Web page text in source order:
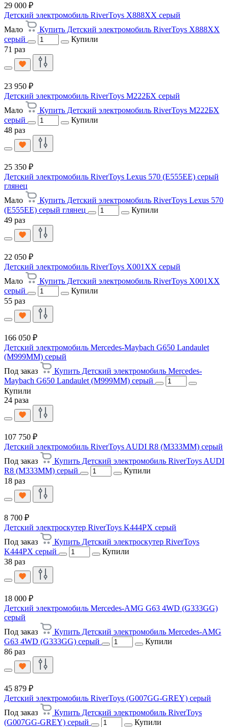
29 000 ₽
Детский электромобиль RiverToys X888XX серый
Мало
Купить Детский электромобиль RiverToys X888XX
серый
Купили
71 раз
23 950 ₽
Детский электромобиль RiverToys М222БХ серый
Мало
Купить Детский электромобиль RiverToys М222БХ
серый
Купили
48 раз
25 350 ₽
Детский электромобиль RiverToys Lexus 570 (E555EE) серый
глянец
Мало
Купить Детский электромобиль RiverToys Lexus 570
(E555EE) серый глянец
Купили
49 раз
22 050 ₽
Детский электромобиль RiverToys X001XX серый
Мало
Купить Детский электромобиль RiverToys X001XX
серый
Купили
55 раз
166 050 ₽
Детский электромобиль Mercedes-Maybach G650 Landaulet
(M999MM) серый
Под заказ
Купить Детский электромобиль Mercedes-
Maybach G650 Landaulet (M999MM) серый
Купили
24 раза
107 750 ₽
Детский электромобиль RiverToys AUDI R8 (M333MM) серый
Под заказ
Купить Детский электромобиль RiverToys AUDI
R8 (M333MM) серый
Купили
18 раз
8 700 ₽
Детский электроскутер RiverToys K444PX серый
Под заказ
Купить Детский электроскутер RiverToys
K444PX серый
Купили
38 раз
18 000 ₽
Детский электромобиль Mercedes-AMG G63 4WD (G333GG)
серый
Под заказ
Купить Детский электромобиль Mercedes-AMG
G63 4WD (G333GG) серый
Купили
86 раз
45 879 ₽
Детский электромобиль RiverToys (G007GG-GREY) серый
Под заказ
Купить Детский электромобиль RiverToys
(G007GG-GREY) серый
Купили